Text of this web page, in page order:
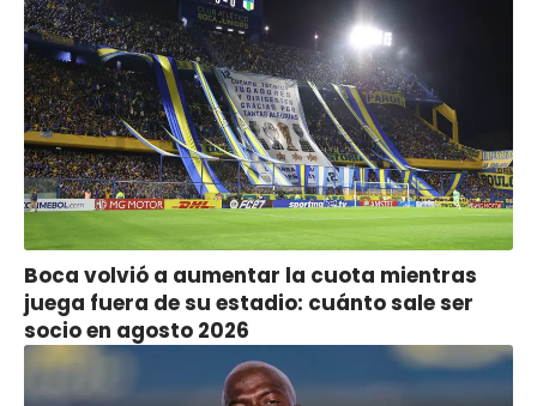
Boca volvió a aumentar la cuota mientras
juega fuera de su estadio: cuánto sale ser
socio en agosto 2026